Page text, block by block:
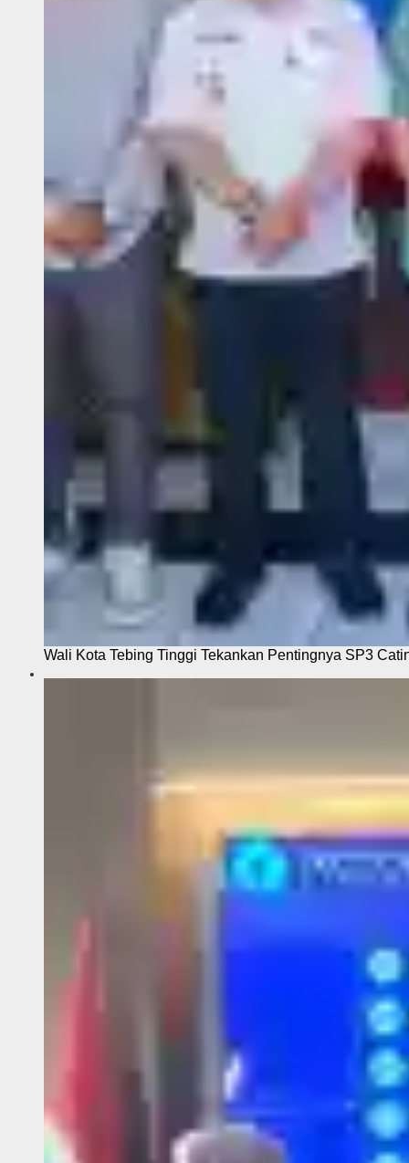
Wali Kota Tebing Tinggi Tekankan Pentingnya SP3